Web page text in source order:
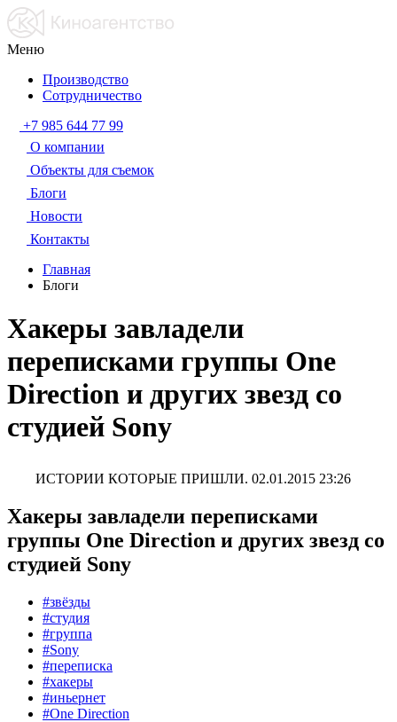
Меню
Производство
Сотрудничество
+7 985 644 77 99
О компании
Объекты для съемок
Блоги
Новости
Контакты
Главная
Блоги
Хакеры завладели
переписками группы One
Direction и других звезд со
студией Sony
ИСТОРИИ КОТОРЫЕ ПРИШЛИ. 02.01.2015 23:26
Хакеры завладели переписками
группы One Direction и других звезд со
студией Sony
#звёзды
#студия
#группа
#Sony
#переписка
#хакеры
#иньернет
#One Direction